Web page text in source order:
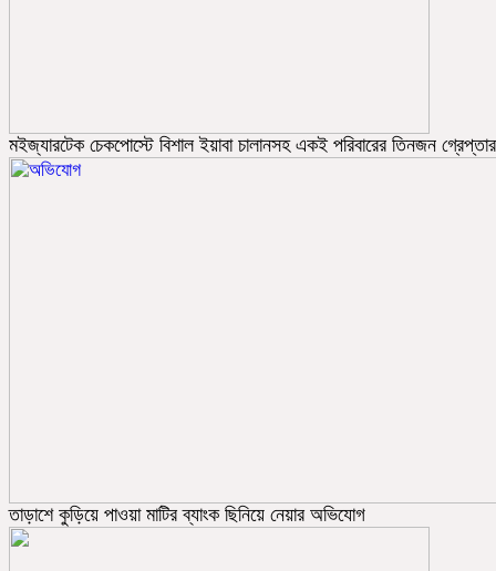
মইজ্যারটেক চেকপোস্টে বিশাল ইয়াবা চালানসহ একই পরিবারের তিনজন গ্রেপ্তার
তাড়াশে কুড়িয়ে পাওয়া মাটির ব্যাংক ছিনিয়ে নেয়ার অভিযোগ